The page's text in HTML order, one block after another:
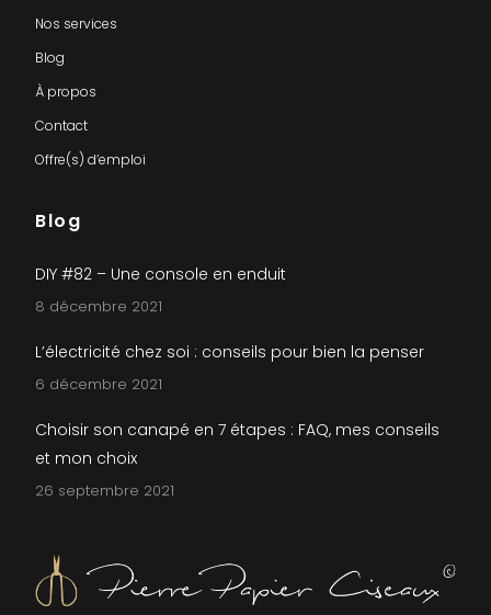
Nos services
Blog
À propos
Contact
Offre(s) d’emploi
Blog
DIY #82 – Une console en enduit
8 décembre 2021
L’électricité chez soi : conseils pour bien la penser
6 décembre 2021
Choisir son canapé en 7 étapes : FAQ, mes conseils
et mon choix
26 septembre 2021